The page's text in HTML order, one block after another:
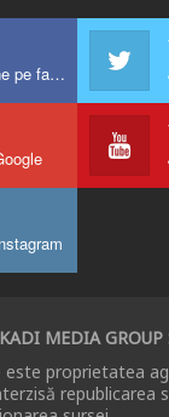
Urmareste-ne pe facebook !
MEDIA GROUP
proprietatea
republicarea